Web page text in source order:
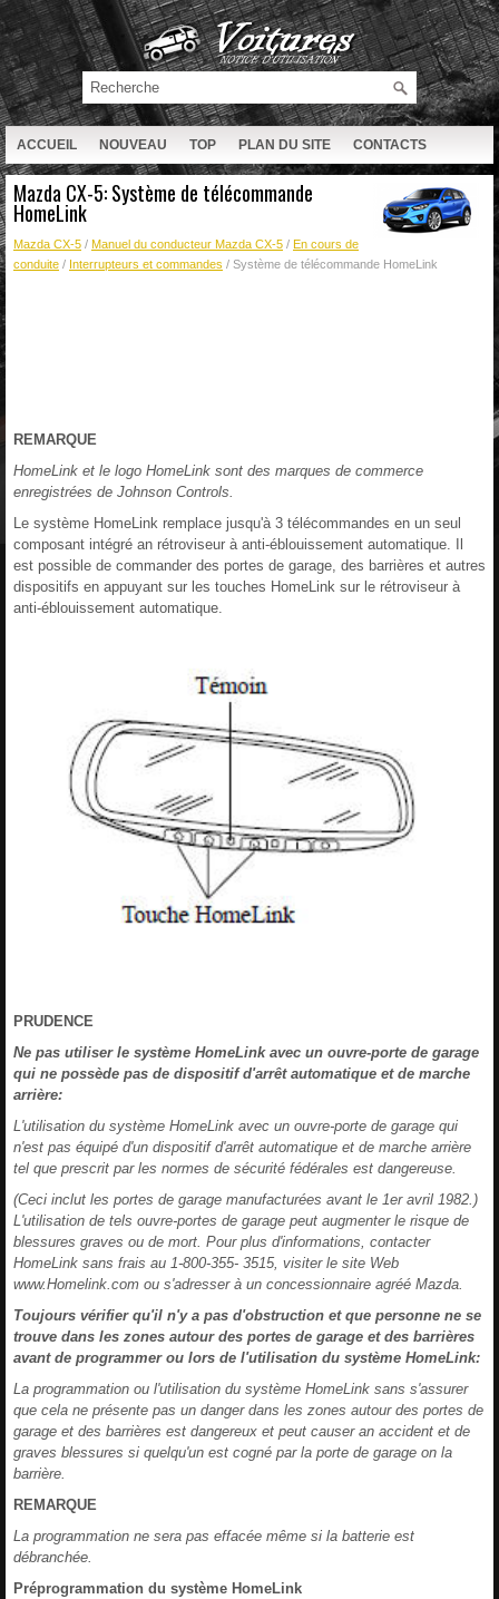
ACCUEIL NOUVEAU TOP PLAN DU SITE CONTACTS
RECHERCHE
Mazda CX-5: Système de télécommande
HomeLink
Mazda CX-5 / Manuel du conducteur Mazda CX-5 / En cours de
conduite / Interrupteurs et commandes / Système de télécommande HomeLink
REMARQUE
HomeLink et le logo HomeLink sont des marques de commerce
enregistrées de Johnson Controls.
Le système HomeLink remplace jusqu'à 3 télécommandes en un seul
composant intégré an rétroviseur à anti-éblouissement automatique. Il
est possible de commander des portes de garage, des barrières et autres
dispositifs en appuyant sur les touches HomeLink sur le rétroviseur à
anti-éblouissement automatique.
PRUDENCE
Ne pas utiliser le système HomeLink avec un ouvre-porte de garage
qui ne possède pas de dispositif d'arrêt automatique et de marche
arrière:
L'utilisation du système HomeLink avec un ouvre-porte de garage qui
n'est pas équipé d'un dispositif d'arrêt automatique et de marche arrière
tel que prescrit par les normes de sécurité fédérales est dangereuse.
(Ceci inclut les portes de garage manufacturées avant le 1er avril 1982.)
L'utilisation de tels ouvre-portes de garage peut augmenter le risque de
blessures graves ou de mort. Pour plus d'informations, contacter
HomeLink sans frais au 1-800-355- 3515, visiter le site Web
www.Homelink.com ou s'adresser à un concessionnaire agréé Mazda.
Toujours vérifier qu'il n'y a pas d'obstruction et que personne ne se
trouve dans les zones autour des portes de garage et des barrières
avant de programmer ou lors de l'utilisation du système HomeLink:
La programmation ou l'utilisation du système HomeLink sans s'assurer
que cela ne présente pas un danger dans les zones autour des portes de
garage et des barrières est dangereux et peut causer an accident et de
graves blessures si quelqu'un est cogné par la porte de garage on la
barrière.
REMARQUE
La programmation ne sera pas effacée même si la batterie est
débranchée.
Préprogrammation du système HomeLink